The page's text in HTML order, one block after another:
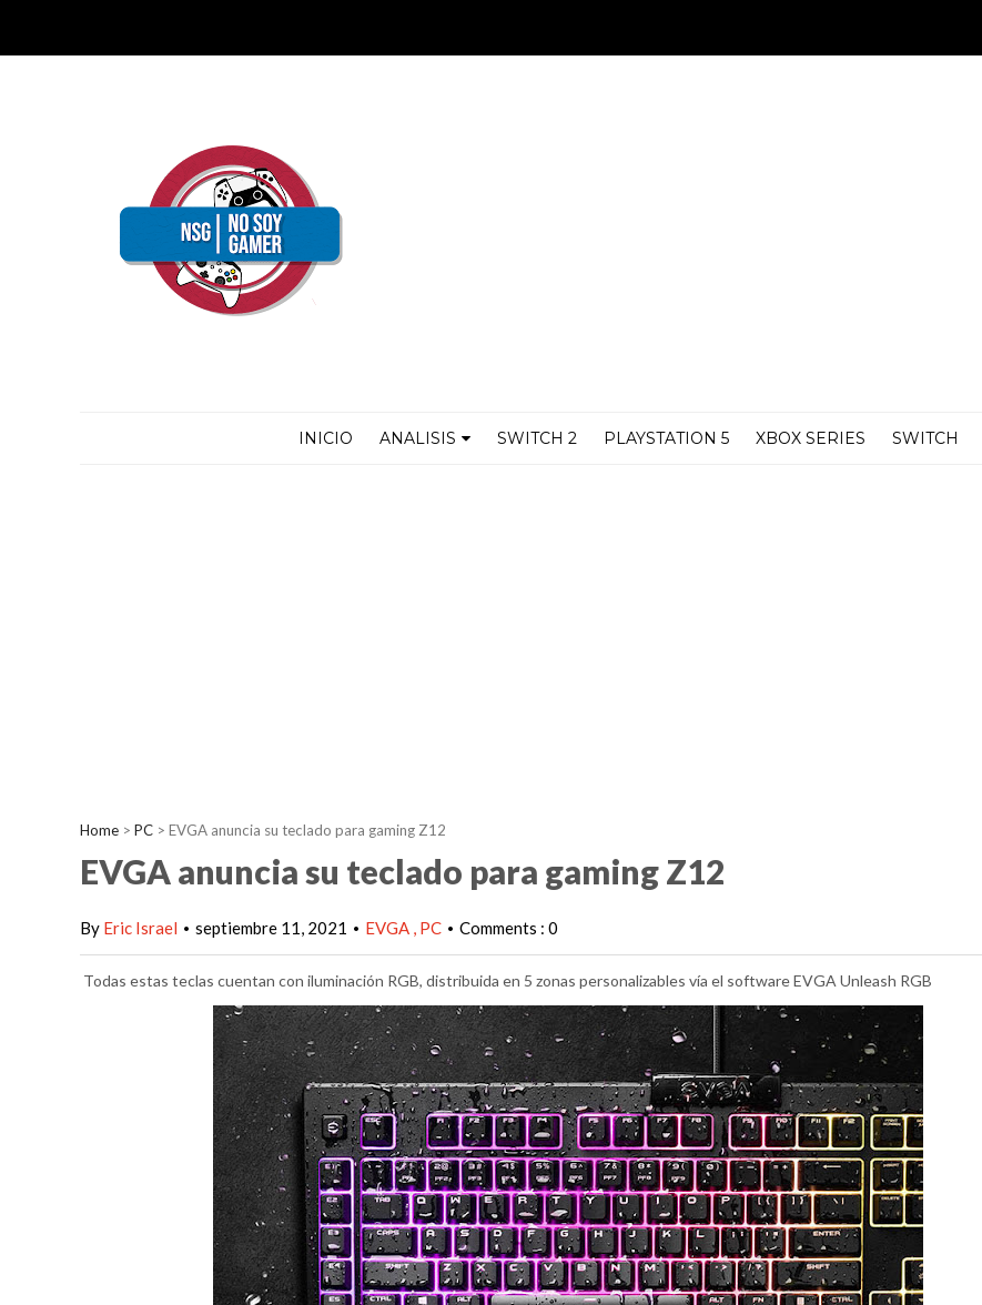
INICIO ANALISIS SWITCH 2 PLAYSTATION 5 XBOX SERIES SWITCH
Home > PC > EVGA anuncia su teclado para gaming Z12
EVGA anuncia su teclado para gaming Z12
By Eric Israel • septiembre 11, 2021 • EVGA PC • Comments : 0
Todas estas teclas cuentan con iluminación RGB, distribuida en 5 zonas personalizables vía el software EVGA Unleash RGB